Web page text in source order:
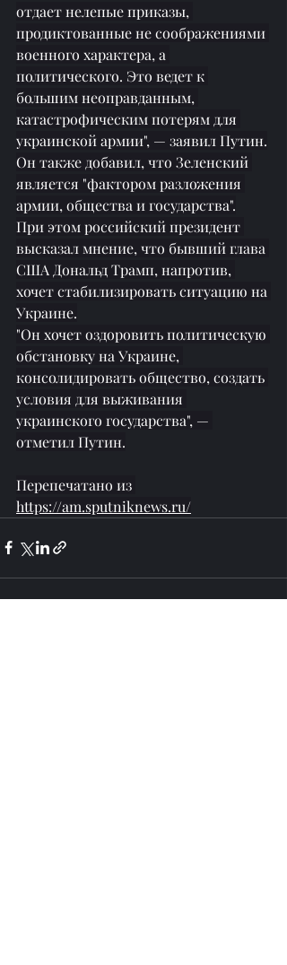
отдает нелепые приказы,
продиктованные не соображениями
военного характера, а
политического. Это ведет к
большим неоправданным,
катастрофическим потерям для
украинской армии", — заявил Путин.
Он также добавил, что Зеленский
является "фактором разложения
армии, общества и государства".
При этом российский президент
высказал мнение, что бывший глава
США Дональд Трамп, напротив,
хочет стабилизировать ситуацию на
Украине.
"Он хочет оздоровить политическую
обстановку на Украине,
консолидировать общество, создать
условия для выживания
украинского государства", —
отметил Путин.
Перепечатано из
https://am.sputniknews.ru/